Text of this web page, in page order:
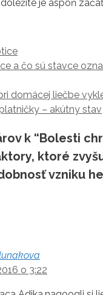
je aspoň
a čo sú stavce
domácej liečbe
– akútny stav
k “Bolesti
ktoré
vzniku
o 3:22